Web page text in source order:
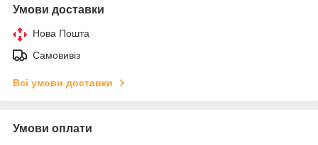
Умови доставки
Нова Пошта
Самовивіз
Всі умови доставки
Умови оплати